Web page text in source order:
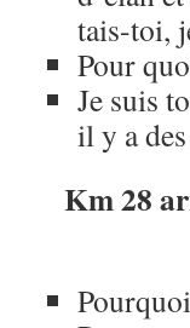
tais-toi,
Pour
Je suis
il y a
Km 28